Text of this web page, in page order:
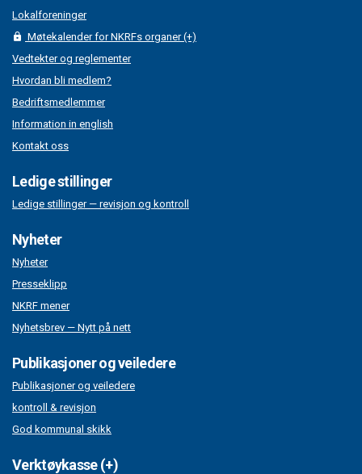
Lokalforeninger
Møtekalender for NKRFs organer (+)
Vedtekter og reglementer
Hvordan bli medlem?
Bedriftsmedlemmer
Information in english
Kontakt oss
Ledige stillinger
Ledige stillinger — revisjon og kontroll
Nyheter
Nyheter
Presseklipp
NKRF mener
Nyhetsbrev — Nytt på nett
Publikasjoner og veiledere
Publikasjoner og veiledere
kontroll & revisjon
God kommunal skikk
Verktøykasse (+)